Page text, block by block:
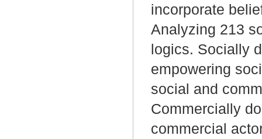
incorporate
Analyzing 213
logics. Socially
empowering
social and
Commercially
commercial